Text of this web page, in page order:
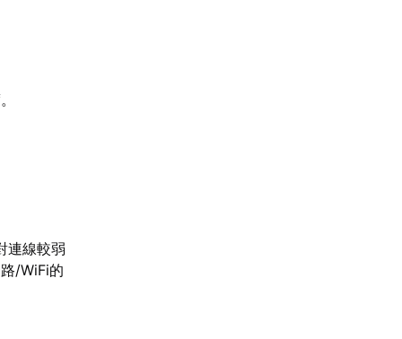
連線較弱
/WiFi的